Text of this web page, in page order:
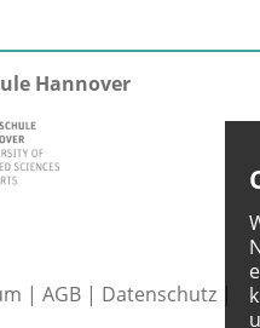
Hannover
|AGB | Datenschutz |